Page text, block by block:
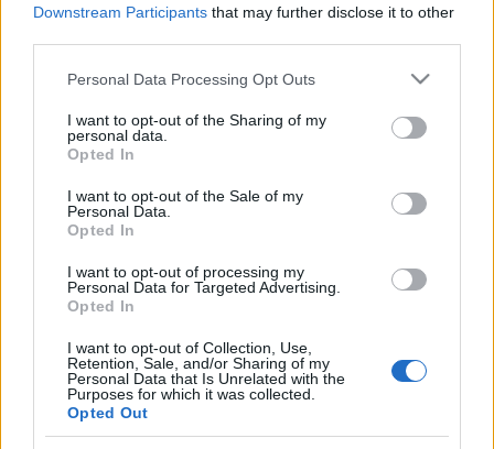
Downstream Participants that may further disclose it to other
Please note that this website/app uses one or more Google
not limited to your visit or usage behaviour. You may click to
grant or deny consent to Google and its third-party tags to
use your data for below specified purposes in below Google
consent section.
Personal Data Processing Opt Outs
I want to opt-out of the Sharing of my
personal data.
Opted In
I want to opt-out of the Sale of my
Personal Data.
Opted In
I want to opt-out of processing my
Personal Data for Targeted Advertising.
Opted In
I want to opt-out of Collection, Use,
Retention, Sale, and/or Sharing of my
Personal Data that Is Unrelated with the
Purposes for which it was collected.
Opted Out
kiközösítse ezeket az embereket.
Szükség van rá, hiszen így állásában tarthatunk
olyan csalókat, mint Kolompár Orbán, akivel aztán
Ne hagyjuk, tartsuk meg e szép magyar szót és
problémánk, hiszen ezzel elterelhetjük egy időre a
figyelmet arról, hogy mi is mindenapjainkban piti
államot.
Elterelhetjük arról a figyelmet, hogy nincs
közbiztonság, nincs működő igazságszolgáltatás.